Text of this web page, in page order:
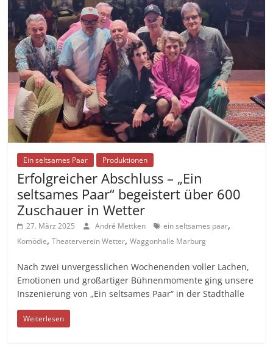
Ein seltsames Paar Produktionen
Erfolgreicher Abschluss – „Ein
seltsames Paar“ begeistert über 600
Zuschauer in Wetter
27. März 2025 André Mettken ein seltsames paar,
Komödie,Theaterverein Wetter,Waggonhalle Marburg
Nach zwei unvergesslichen Wochenenden voller Lachen,
Emotionen und großartiger Bühnenmomente ging unsere
Inszenierung von „Ein seltsames Paar“ in der Stadthalle
Weiterlesen